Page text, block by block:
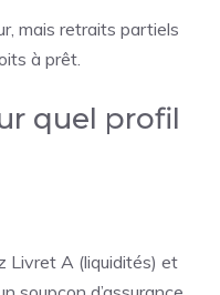
mais retraits partiels
à prêt.
quel profil
Livret A (liquidités) et